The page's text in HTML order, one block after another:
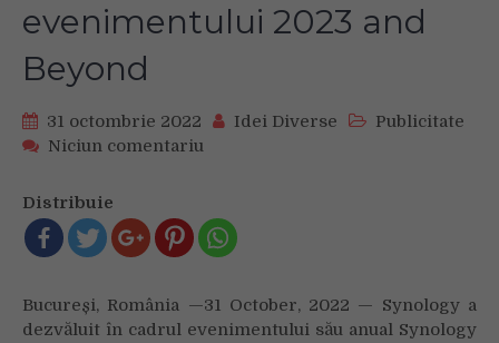
evenimentului 2023 and
Beyond
31 octombrie 2022 Idei Diverse
Publicitate
Niciun comentariu
soluţii
şi
produse
în
cadrul
Distribuie
Bucureși, România —31 October, 2022 — Synology a
dezvăluit în cadrul evenimentului său anual Synology